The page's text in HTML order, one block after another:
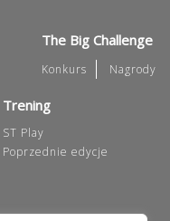
The Big Challenge
Konkurs Nagrody
Trening
ST Play
Poprzednie edycje